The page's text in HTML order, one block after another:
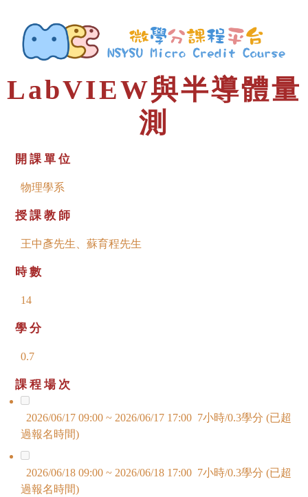
LabVIEW與半導體量
測
開課單位
物理學系
授課教師
王中彥先生、蘇育程先生
時數
14
學分
0.7
課程場次
2026/06/17 09:00 ~ 2026/06/17 17:00 7小時/0.3學分 (已超
過報名時間)
2026/06/18 09:00 ~ 2026/06/18 17:00 7小時/0.3學分 (已超
過報名時間)